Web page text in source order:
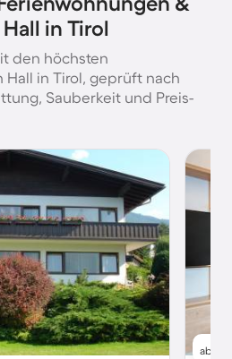
in Tirol
den höchsten
in Tirol, geprüft nach
Sauberkeit und Preis-
ab